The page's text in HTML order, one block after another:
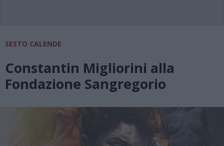
SESTO CALENDE
Constantin Migliorini alla
Fondazione Sangregorio